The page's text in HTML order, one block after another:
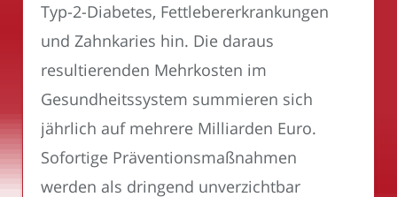
Typ-2-Diabetes, Fettlebererkrankungen
und Zahnkaries hin. Die daraus
resultierenden Mehrkosten im
Gesundheitssystem summieren sich
jährlich auf mehrere Milliarden Euro.
Sofortige Präventionsmaßnahmen
werden als dringend unverzichtbar